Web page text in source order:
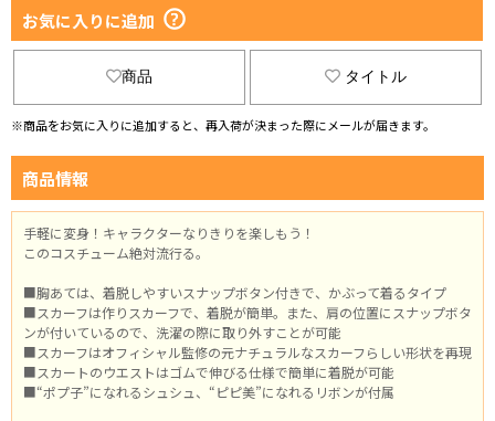
お気に入りに追加
商品 タイトル
※商品をお気に入りに追加すると、再入荷が決まった際にメールが届きます。
商品情報
手軽に変身！キャラクターなりきりを楽しもう！
このコスチューム絶対流行る。
■胸あては、着脱しやすいスナップボタン付きで、かぶって着るタイプ
■スカーフは作りスカーフで、着脱が簡単。また、肩の位置にスナップボタ
ンが付いているので、洗濯の際に取り外すことが可能
■スカーフはオフィシャル監修の元ナチュラルなスカーフらしい形状を再現
■スカートのウエストはゴムで伸びる仕様で簡単に着脱が可能
■“ポプ子”になれるシュシュ、“ピピ美”になれるリボンが付属